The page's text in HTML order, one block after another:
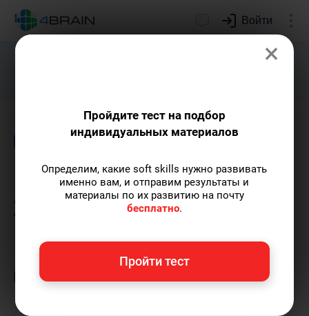
Войти
Подарим индивидуальный план
Time management
Ограничения, которые
улучшают качество жизни
Григорий Кшеминский
Пишу статьи по теме «Time management»
не только, а также рекомендую курс
×
Пройдите тест на подбор
индивидуальных материалов
Определим, какие soft skills нужно развивать
именно вам, и отправим результаты и
материалы по их развитию на почту
бесплатно.
Пройти тест